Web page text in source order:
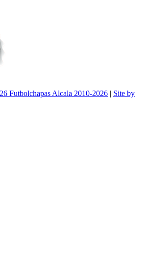
Futbolchapas Alcala 2010-2026 | Site by